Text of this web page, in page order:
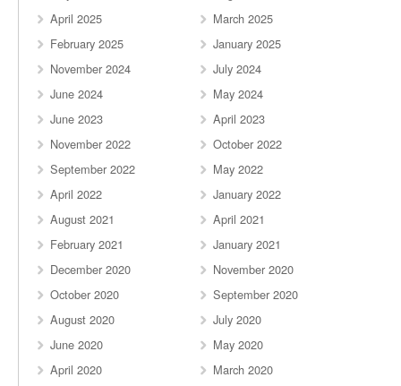
April 2025
March 2025
February 2025
January 2025
November 2024
July 2024
June 2024
May 2024
June 2023
April 2023
November 2022
October 2022
September 2022
May 2022
April 2022
January 2022
August 2021
April 2021
February 2021
January 2021
December 2020
November 2020
October 2020
September 2020
August 2020
July 2020
June 2020
May 2020
April 2020
March 2020